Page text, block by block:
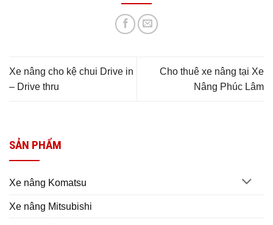
Xe nâng cho kệ chui Drive in
– Drive thru
Cho thuê xe nâng tại Xe
Nâng Phúc Lâm
SẢN PHẨM
Xe nâng Komatsu
Xe nâng Mitsubishi